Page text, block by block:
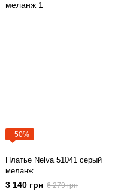
−50%
Платье Nelva 51041 серый
меланж
3 140 грн 6 279 грн